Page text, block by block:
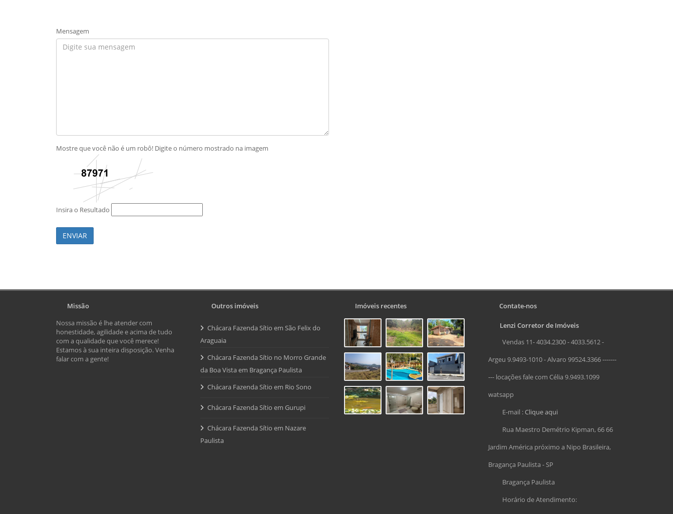
Mensagem
Mostre que você não é um robô! Digite o número mostrado na imagem
Insira o Resultado
ENVIAR
Missão
Nossa missão é lhe atender com
honestidade, agilidade e acima de tudo
com a qualidade que você merece!
Estamos à sua inteira disposição. Venha
falar com a gente!
Outros imóveis
Chácara Fazenda Sítio em São Felix do
Araguaia
Chácara Fazenda Sítio no Morro Grande
da Boa Vista em Bragança Paulista
Chácara Fazenda Sítio em Rio Sono
Chácara Fazenda Sítio em Gurupi
Chácara Fazenda Sítio em Nazare
Paulista
Imóveis recentes Contate-nos
Lenzi Corretor de Imóveis
Vendas 11- 4034.2300 - 4033.5612 -
Argeu 9.9493-1010 - Alvaro 99524.3366 -------
--- locações fale com Célia 9.9493.1099
watsapp
E-mail :Clique aqui
Rua Maestro Demétrio Kipman, 66 66
Jardim América próximo a Nipo Brasileira,
Bragança Paulista - SP
Bragança Paulista
Horário de Atendimento: